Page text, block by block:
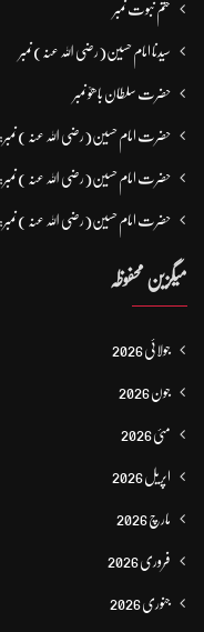
ختم نبوت نمبر
سیدنا امام حسین(رضی اللہ عنہ) نمبر
حضرت سلطان باھوؒ نمبر
حضرت امام حسین(رضی اللہ عنہ ) نمبر:
حضرت امام حسین(رضی اللہ عنہ ) نمبر:
حضرت امام حسین(رضی اللہ عنہ ) نمبر:
میگزین محفوظہ
جولائی 2026
جون 2026
مئی 2026
اپریل 2026
مارچ 2026
فروری 2026
جنوری 2026